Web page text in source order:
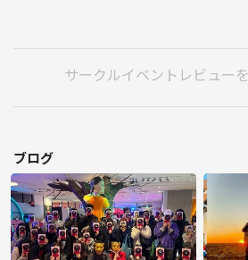
サークルイベントレビュー
ブログ